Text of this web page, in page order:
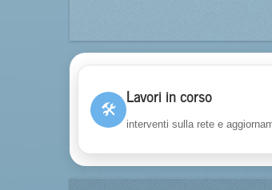
🛠
Lavori in corso
interventi sulla rete e